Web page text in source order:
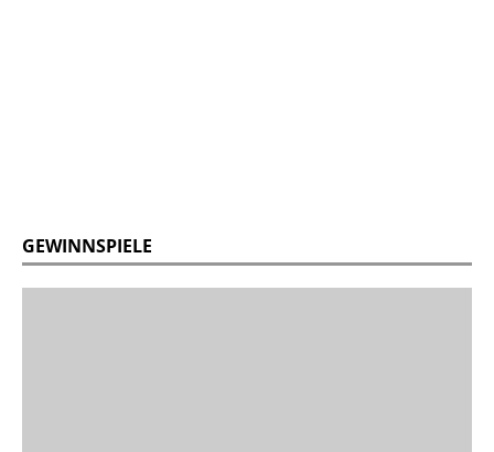
GEWINNSPIELE